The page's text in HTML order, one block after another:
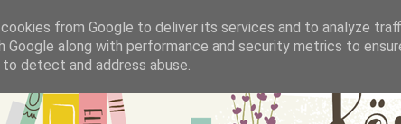
from Google to deliver its services and to analyze
Google along with performance and security metrics to
detect and address abuse.